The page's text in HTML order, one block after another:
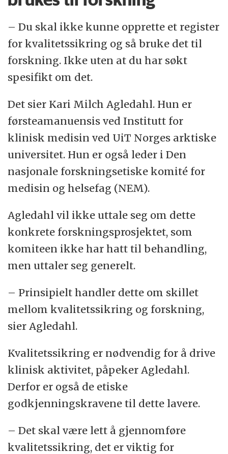
med skriftlige uttalelser. Hvem som
helst kan melde fra om en sak.
Institutt for klinisk medisin ved Det
medisinske fakultet ved Universitetet i
Oslo, Oslo Universitetssykehus og Ahus
har et felles redelighetsutvalg, fordi
mange ansatte har kombinerte stillinger
– de er både leger og forskere.
Utvalget behandler fem til seks saker i
året.
Saker der det er alvorlige brudd på
anerkjente forskningsetiske normer,
rapporteres til det nasjonale
Granskingsutvalget.
Det er ledelsen ved institusjonen der
for å følge opp uttalelsene. I dette
tilfellet er det sykehusledelsen og
klinikkledelsen ved Oslo
Universitetssykehus.
– Du skal ikke kunne opprette et register
for kvalitetssikring og så bruke det til
forskning. Ikke uten at du har søkt
spesifikt om det.
Det sier Kari Milch Agledahl. Hun er
førsteamanuensis ved Institutt for
klinisk medisin ved UiT Norges arktiske
universitet. Hun er også leder i Den
nasjonale forskningsetiske komité for
medisin og helsefag (NEM).
Agledahl vil ikke uttale seg om dette
konkrete forskningsprosjektet, som
komiteen ikke har hatt til behandling,
men uttaler seg generelt.
– Prinsipielt handler dette om skillet
mellom kvalitetssikring og forskning,
sier Agledahl.
Kvalitetssikring er nødvendig for å drive
klinisk aktivitet, påpeker Agledahl.
Derfor er også de etiske
godkjenningskravene til dette lavere.
– Det skal være lett å gjennomføre
kvalitetssikring, det er viktig for